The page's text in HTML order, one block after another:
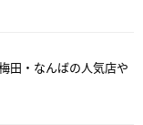
田・なんばの人気店や